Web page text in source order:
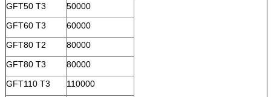
GFT50 T3
50000
GFT60 T3
60000
GFT80 T2
80000
GFT80 T3
80000
GFT110 T3
110000